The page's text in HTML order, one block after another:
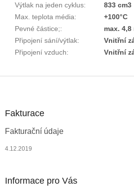
Výtlak na jeden cyklus:
833 cm3
Max. teplota média:
+100°C
Pevné částice;:
max. 4,8
Připojení sání/výtlak:
Vnitřní
Připojení vzduch: Vnitřní
Fakturace
Fakturační údaje
4.12.2019
Informace pro Vás